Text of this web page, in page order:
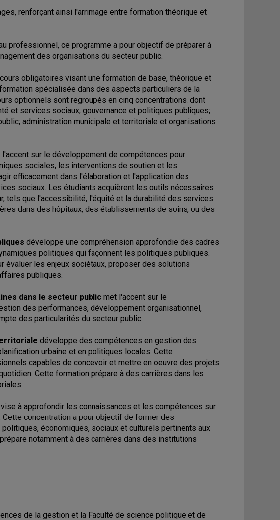
renforçant ainsi l'arrimage entre formation théorique et
professionnel, ce programme a pour objectif de préparer à
des organisations du secteur public.
obligatoires visant une formation de base, théorique et
spécialisée dans des aspects particuliers de la
optionnels sont regroupés en cinq concentrations, dont
et services sociaux; gouvernance et politiques publiques;
administration municipale et territoriale et organisations
l'accent sur le développement de compétences pour
sociales, les interventions de soutien et les
efficacement dans l'élaboration et l'application des
sociaux. Les étudiants acquièrent les outils nécessaires
tels que l'accessibilité, l'équité et la durabilité des services.
dans des hôpitaux, des établissements de soins, ou des
développe une compréhension approfondie des cadres
politiques qui façonnent les politiques publiques.
les enjeux sociétaux, proposer des solutions
publiques.
dans le secteur public met l'accent sur le
des performances, développement organisationnel,
des particularités du secteur public.
développe des compétences en gestion des
urbaine et en politiques locales. Cette
capables de concevoir et mettre en oeuvre des projets
Cette formation prépare à des carrières dans les
vise à approfondir les connaissances et les compétences sur
concentration a pour objectif de former des
économiques, sociaux et culturels pertinents aux
notamment à des carrières dans des institutions
de la gestion et la Faculté de science politique et de